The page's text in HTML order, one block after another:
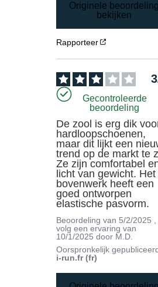
Originele
bekijken
Rapporteer
3
Gecontroleerde
beoordeling
De zool is erg dik
hardloopschoenen,
maar dit lijkt een
trend op de markt te
Ze zijn comfortabel
licht van gewicht. Het
bovenwerk heeft een
goed ontworpen
elastische pasvorm.
Beoordeling van 5/2/2025
volg een ervaring van
10/1/2025 door M.D.
Oorspronkelijk
i-run.fr (fr)